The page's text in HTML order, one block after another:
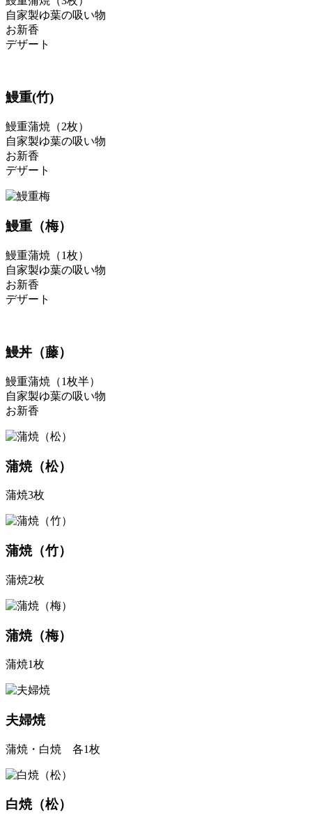
自家製ゆ葉の吸い物
お新香
デザート
鰻重(竹)
鰻重蒲焼（2枚）
自家製ゆ葉の吸い物
お新香
デザート
鰻重（梅）
鰻重蒲焼（1枚）
自家製ゆ葉の吸い物
お新香
デザート
鰻丼（藤）
鰻重蒲焼（1枚半）
自家製ゆ葉の吸い物
お新香
蒲焼（松）
蒲焼3枚
蒲焼（竹）
蒲焼2枚
蒲焼（梅）
蒲焼1枚
夫婦焼
蒲焼・白焼 各1枚
白焼（松）